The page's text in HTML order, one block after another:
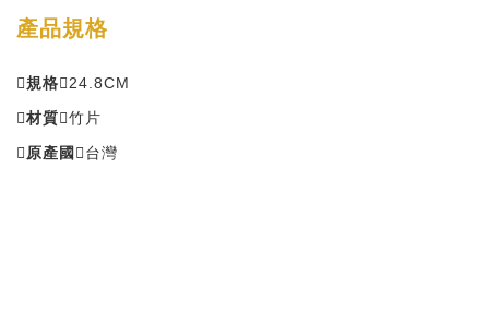
產品規格
規格24.8CM
材質竹片
原產國台灣